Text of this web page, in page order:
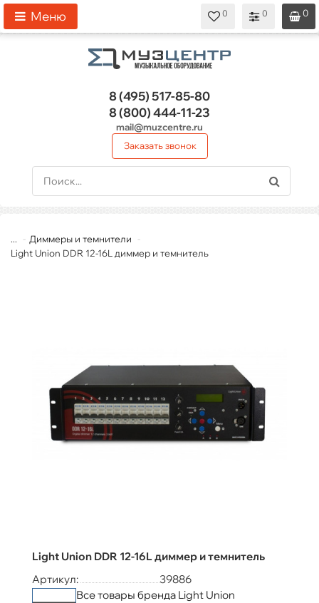
0
0
0
Меню
8 (495)517-85-80
8 (800)444-11-23
mail@muzcentre.ru
Заказать звонок
...
Диммеры и темнители
Light Union DDR 12-16L диммер и темнитель
Light Union DDR 12-16L диммер и темнитель
Артикул:
39886
Все товары бренда Light Union